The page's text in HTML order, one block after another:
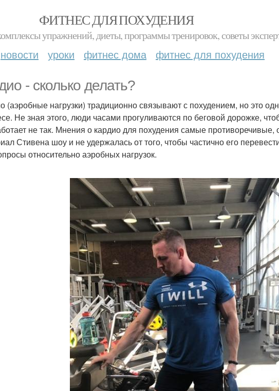
ФИТНЕС ДЛЯ ПОХУДЕНИЯ
упражнений, диеты, программы тренировок, советы
новости уроки фитнес дома фитнес для похудения
- cколько делать?
(аэробные нагрузки) традиционно связывают с похудением, но это
Не зная этого, люди часами прогуливаются по беговой дорожке,
не так. Мнения о кардио для похудения самые противоречивые,
Стивена шоу и не удержалась от того, чтобы частично его
относительно аэробных нагрузок.